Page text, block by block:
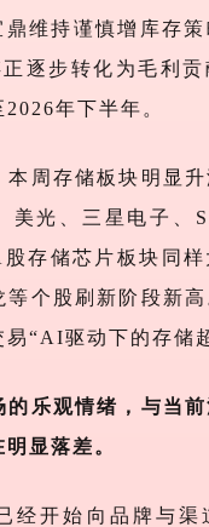
鼎维持谨慎增库存
逐步转化为毛利贡
年下半年。
本周存储板块明显
美光、三星电子、
存储芯片板块同样
等个股刷新阶段新
“AI驱动下的存储
的乐观情绪，与当前
显落差。
经开始向品牌与渠